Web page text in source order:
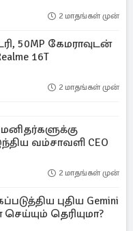
2 மாதங்கள் முன்
50MP கேமராவுடன்
16T
2 மாதங்கள் முன்
வம்சாவளி CEO
2 மாதங்கள் முன்
புதிய Gemini
தெரியுமா?